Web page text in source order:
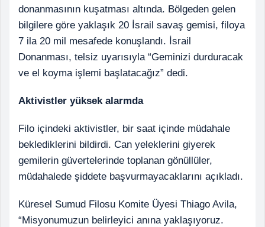
donanmasının kuşatması altında. Bölgeden gelen
bilgilere göre yaklaşık 20 İsrail savaş gemisi, filoya
7 ila 20 mil mesafede konuşlandı. İsrail
Donanması, telsiz uyarısıyla “Geminizi durduracak
ve el koyma işlemi başlatacağız” dedi.
Aktivistler yüksek alarmda
Filo içindeki aktivistler, bir saat içinde müdahale
beklediklerini bildirdi. Can yeleklerini giyerek
gemilerin güvertelerinde toplanan gönüllüler,
müdahalede şiddete başvurmayacaklarını açıkladı.
Küresel Sumud Filosu Komite Üyesi Thiago Avila,
“Misyonumuzun belirleyici anına yaklaşıyoruz.